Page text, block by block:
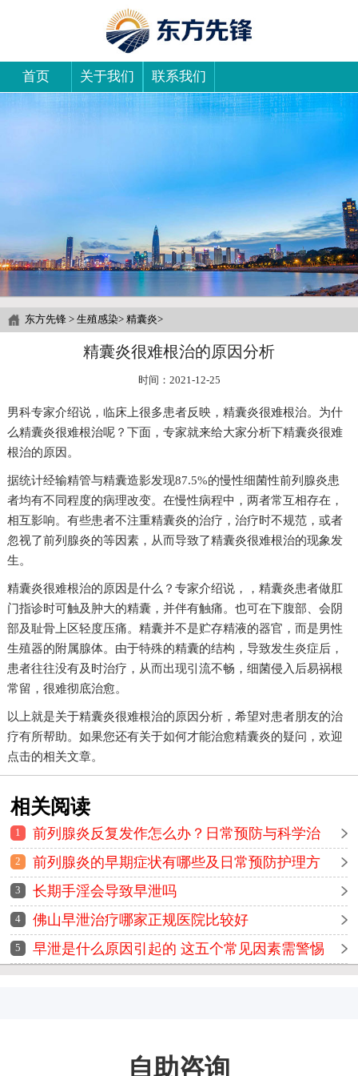
首页 关于我们 联系我们
东方先锋 >生殖感染>精囊炎>
精囊炎很难根治的原因分析
时间：2021-12-25
男科专家介绍说，临床上很多患者反映，精囊炎很难根治。为什
么精囊炎很难根治呢？下面，专家就来给大家分析下精囊炎很难
根治的原因。
据统计经输精管与精囊造影发现87.5%的慢性细菌性前列腺炎患
者均有不同程度的病理改变。在慢性病程中，两者常互相存在，
相互影响。有些患者不注重精囊炎的治疗，治疗时不规范，或者
忽视了前列腺炎的等因素，从而导致了精囊炎很难根治的现象发
生。
精囊炎很难根治的原因是什么？专家介绍说，，精囊炎患者做肛
门指诊时可触及肿大的精囊，并伴有触痛。也可在下腹部、会阴
部及耻骨上区轻度压痛。精囊并不是贮存精液的器官，而是男性
生殖器的附属腺体。由于特殊的精囊的结构，导致发生炎症后，
患者往往没有及时治疗，从而出现引流不畅，细菌侵入后易祸根
常留，很难彻底治愈。
以上就是关于精囊炎很难根治的原因分析，希望对患者朋友的治
疗有所帮助。如果您还有关于如何才能治愈精囊炎的疑问，欢迎
点击的相关文章。
相关阅读
1
前列腺炎反复发作怎么办？日常预防与科学治
疗方法全解析
2
前列腺炎的早期症状有哪些及日常预防护理方
法详解
3 长期手淫会导致早泄吗
4 佛山早泄治疗哪家正规医院比较好
5 早泄是什么原因引起的 这五个常见因素需警惕
自助咨询